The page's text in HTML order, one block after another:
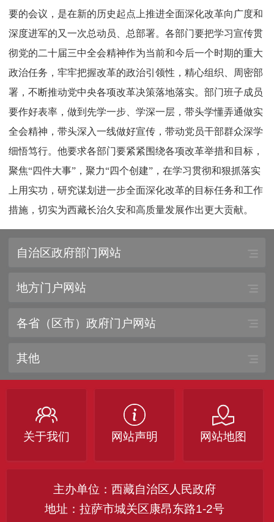
要的会议，是在新的历史起点上推进全面深化改革向广度和
深度进军的又一次总动员、总部署。各部门要把学习宣传贯
彻党的二十届三中全会精神作为当前和今后一个时期的重大
政治任务，牢牢把握改革的政治引领性，精心组织、周密部
署，不断推动党中央各项改革决策落地落实。部门班子成员
要作好表率，做到先学一步、学深一层，带头学懂弄通做实
全会精神，带头深入一线做好宣传，带动党员干部群众深学
细悟笃行。他要求各部门要紧紧围绕各项改革举措和目标，
聚焦“四件大事”，聚力“四个创建”，在学习贯彻和狠抓落实
上用实功，研究谋划进一步全面深化改革的目标任务和工作
措施，切实为西藏长治久安和高质量发展作出更大贡献。
自治区政府部门网站
地方门户网站
各省（区市）政府门户网站
其他
关于我们 网站声明 网站地图
主办单位：西藏自治区人民政府
地址：拉萨市城关区康昂东路1-2号